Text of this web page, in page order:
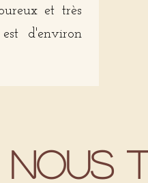
et très
d'environ